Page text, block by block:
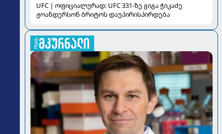
UFC | ოფიციალურად: UFC 331-ზე გიგა ჭიკაძე
ჟოანდერსონ ბრიტოს დაუპირისპირდება